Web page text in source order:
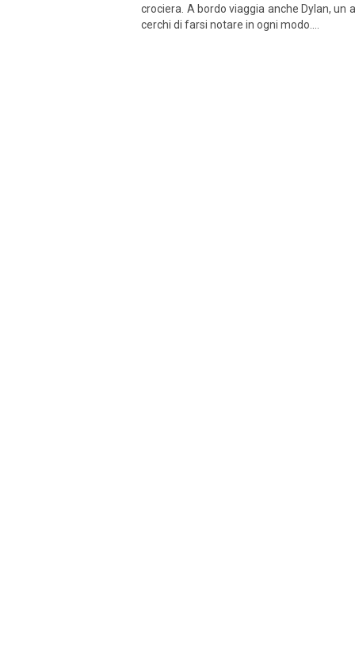
crociera. A bordo viaggia anche Dylan,
cerchi di farsi notare in ogni modo....